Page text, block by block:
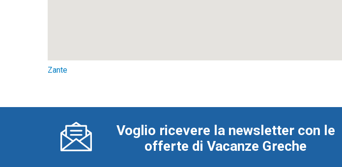
Zante
Voglio ricevere la newsletter con le
offerte di Vacanze Greche